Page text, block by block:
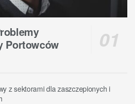
Portowców
z sektorami dla zaszczepionych i